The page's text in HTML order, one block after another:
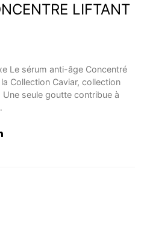
LIFTANT
Le sérum anti-âge Concentré
Collection Caviar, collection
seule goutte contribue à